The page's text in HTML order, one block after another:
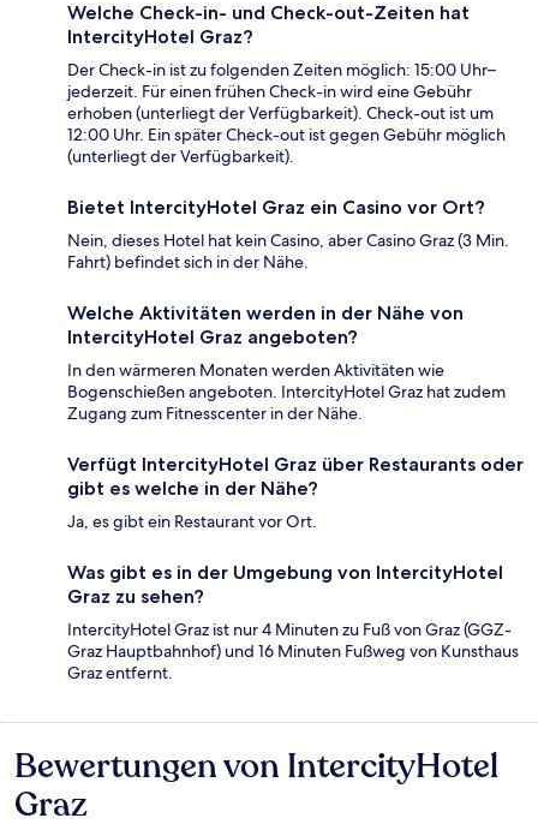
Welche Check-in- und Check-out-Zeiten hat
IntercityHotel Graz?
Der Check-in ist zu folgenden Zeiten möglich: 15:00 Uhr–
jederzeit. Für einen frühen Check-in wird eine Gebühr
erhoben (unterliegt der Verfügbarkeit). Check-out ist um
12:00 Uhr. Ein später Check-out ist gegen Gebühr möglich
(unterliegt der Verfügbarkeit).
Bietet IntercityHotel Graz ein Casino vor Ort?
Nein, dieses Hotel hat kein Casino, aber Casino Graz (3 Min.
Fahrt) befindet sich in der Nähe.
Welche Aktivitäten werden in der Nähe von
IntercityHotel Graz angeboten?
In den wärmeren Monaten werden Aktivitäten wie
Bogenschießen angeboten. IntercityHotel Graz hat zudem
Zugang zum Fitnesscenter in der Nähe.
Verfügt IntercityHotel Graz über Restaurants oder
gibt es welche in der Nähe?
Ja, es gibt ein Restaurant vor Ort.
Was gibt es in der Umgebung von IntercityHotel
Graz zu sehen?
IntercityHotel Graz ist nur 4 Minuten zu Fuß von Graz (GGZ-
Graz Hauptbahnhof) und 16 Minuten Fußweg von Kunsthaus
Graz entfernt.
Bewertungen
Bewertungen von IntercityHotel
Graz